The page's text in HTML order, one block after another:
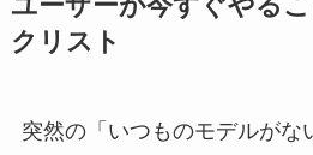
ユーザーが今すぐやる
クリスト
突然の「いつものモデルがな